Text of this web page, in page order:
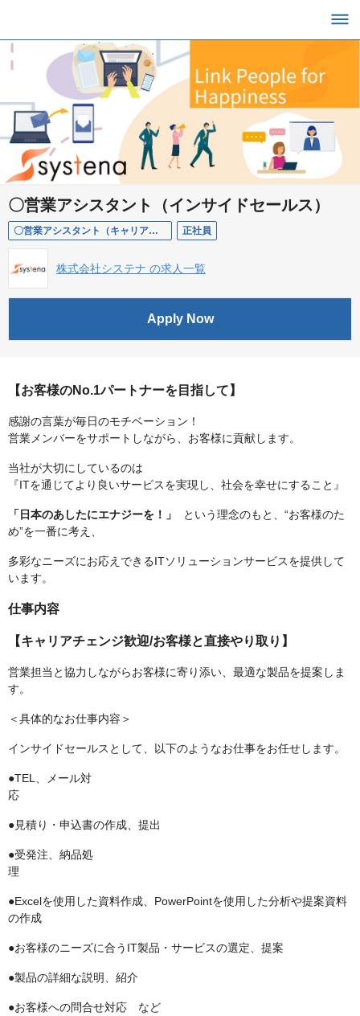
〇営業アシスタント（インサイドセールス）
〇営業アシスタント（キャリアチェンジ歓迎/残業少なめ/賞与二回） 正社員
株式会社システナ の求人一覧
Apply Now
【お客様のNo.1パートナーを目指して】
感謝の言葉が毎日のモチベーション！
営業メンバーをサポートしながら、お客様に貢献します。
当社が大切にしているのは
『ITを通じてより良いサービスを実現し、社会を幸せにすること』
「日本のあしたにエナジーを！」
という理念のもと、“お客様のた
め”を一番に考え、
多彩なニーズにお応えできるITソリューションサービスを提供して
います。
仕事内容
【キャリアチェンジ歓迎/お客様と直接やり取り】
営業担当と協力しながらお客様に寄り添い、最適な製品を提案しま
す。
＜具体的なお仕事内容＞
インサイドセールスとして、以下のようなお仕事をお任せします。
●TEL、メール対
●見積り・申込書の作成、提出
●受発注、納品処
●Excelを使用した資料作成、PowerPointを使用した分析や提案資料
の作成
●お客様のニーズに合うIT製品・サービスの選定、提案
●製品の詳細な説明、紹介
●お客様への問合せ対応 など